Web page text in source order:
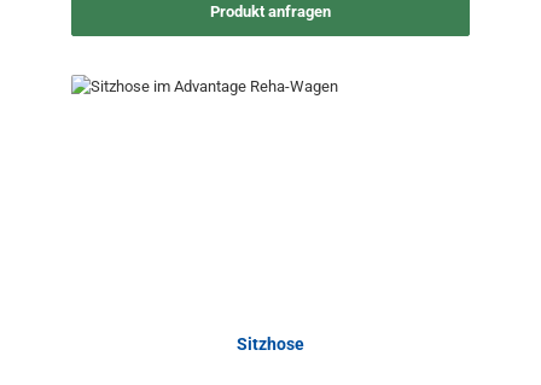
Produkt anfragen
Sitzhose